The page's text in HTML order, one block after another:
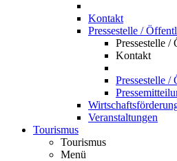
Kontakt
Pressestelle /
Pressestelle /
Kontakt
Pressestelle /
Veranstaltungen
Tourismus
Tourismus
Menü